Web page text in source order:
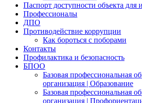
Паспорт доступности объекта для
Профессионалы
ДПО
Противодействие коррупции
Как бороться с поборами
Контакты
Профилактика и безопасность
БПОО
Базовая профессиональная
организация | Образование
Базовая профессиональная
организация |